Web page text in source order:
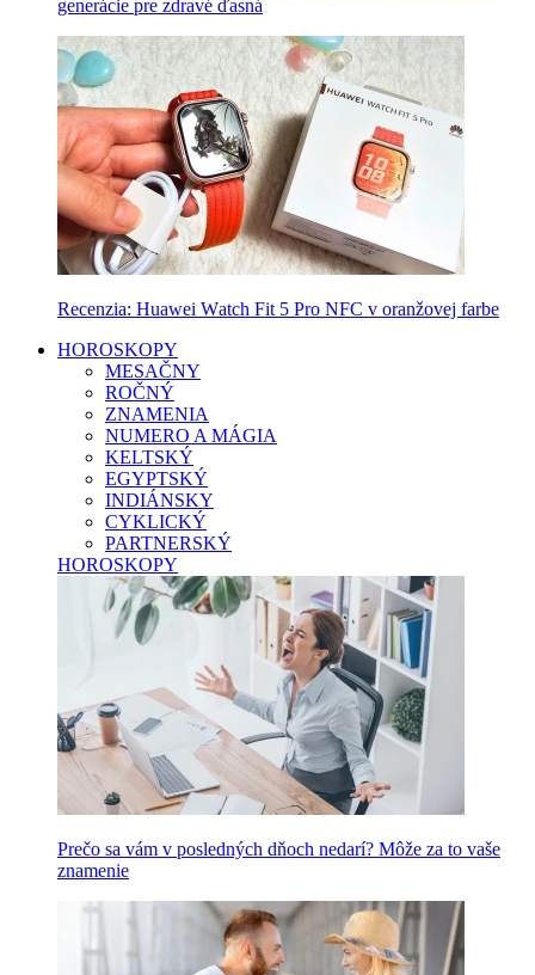
generácie pre zdravé ďasná
Recenzia: Huawei Watch Fit 5 Pro NFC v oranžovej farbe
HOROSKOPY
MESAČNY
ROČNÝ
ZNAMENIA
NUMERO A MÁGIA
KELTSKÝ
EGYPTSKÝ
INDIÁNSKY
CYKLICKÝ
PARTNERSKÝ
HOROSKOPY
Prečo sa vám v posledných dňoch nedarí? Môže za to vaše
znamenie